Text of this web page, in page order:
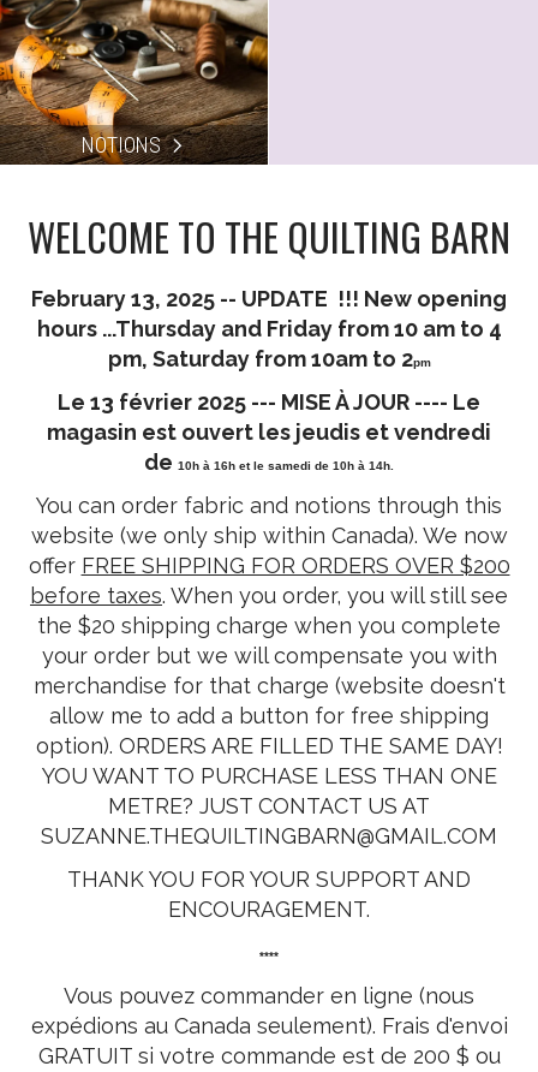
NOTIONS
WELCOME TO THE QUILTING BARN
February 13, 2025 -- UPDATE !!! New opening
hours ...Thursday and Friday from 10 am to 4
pm, Saturday from 10am to 2pm
Le 13 février 2025 --- MISE À JOUR ---- Le
magasin est ouvert les jeudis et vendredi
de 10h à 16h et le samedi de 10h à 14h.
You can order fabric and notions through this
website (we only ship within Canada). We now
offer FREE SHIPPING FOR ORDERS OVER $200
before taxes. When you order, you will still see
the $20 shipping charge when you complete
your order but we will compensate you with
merchandise for that charge (website doesn't
allow me to add a button for free shipping
option). ORDERS ARE FILLED THE SAME DAY!
YOU WANT TO PURCHASE LESS THAN ONE
METRE? JUST CONTACT US AT
SUZANNE.THEQUILTINGBARN@GMAIL.COM
THANK YOU FOR YOUR SUPPORT AND
ENCOURAGEMENT.
****
Vous pouvez commander en ligne (nous
expédions au Canada seulement). Frais d'envoi
GRATUIT si votre commande est de 200 $ ou